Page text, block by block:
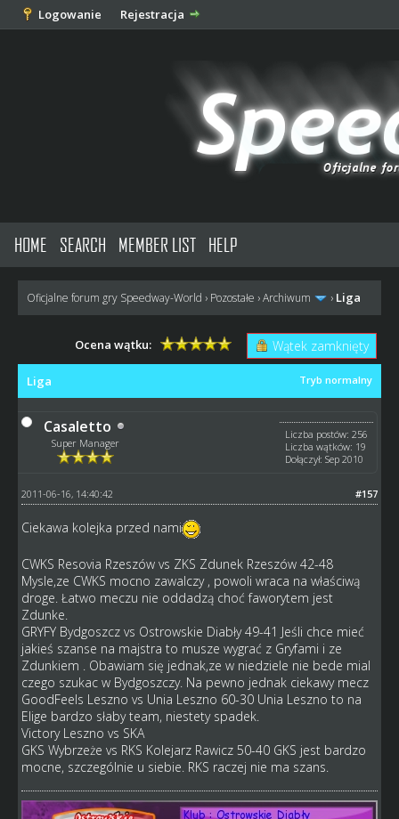
Logowanie Rejestracja
HOME SEARCH MEMBER LIST HELP
Oficjalne forum gry Speedway-World › Pozostałe ›Archiwum › Liga
Wątek zamknięty
Ocena wątku:
Tryb normalny
Liga
Casaletto
Super Manager
Liczba postów: 256
Liczba wątków: 19
Dołączył: Sep 2010
#157
2011-06-16, 14:40:42
Ciekawa kolejka przed nami
CWKS Resovia Rzeszów vs ZKS Zdunek Rzeszów 42-48
Mysle,ze CWKS mocno zawalczy , powoli wraca na właściwą
droge. Łatwo meczu nie oddadzą choć faworytem jest
Zdunke.
GRYFY Bydgoszcz vs Ostrowskie Diabły 49-41 Jeśli chce mieć
jakieś szanse na majstra to musze wygrać z Gryfami i ze
Zdunkiem . Obawiam się jednak,ze w niedziele nie bede mial
czego szukac w Bydgoszczy. Na pewno jednak ciekawy mecz
GoodFeels Leszno vs Unia Leszno 60-30 Unia Leszno to na
Elige bardzo słaby team, niestety spadek.
Victory Leszno vs SKA
GKS Wybrzeże vs RKS Kolejarz Rawicz 50-40 GKS jest bardzo
mocne, szczególnie u siebie. RKS raczej nie ma szans.